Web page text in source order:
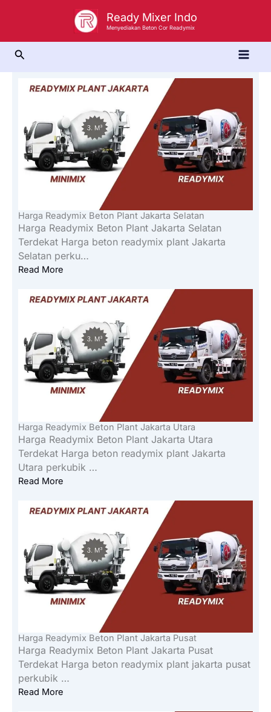
Ready Mixer Indo
Menyediakan Beton Cor Readymix
Cari
Harga Readymix Beton Plant Jakarta Selatan
Harga Readymix Beton Plant Jakarta Selatan
Terdekat Harga beton readymix plant Jakarta
Selatan perku…
Read More
Harga Readymix Beton Plant Jakarta Utara
Harga Readymix Beton Plant Jakarta Utara
Terdekat Harga beton readymix plant Jakarta
Utara perkubik …
Read More
Harga Readymix Beton Plant Jakarta Pusat
Harga Readymix Beton Plant Jakarta Pusat
Terdekat Harga beton readymix plant jakarta pusat
perkubik …
Read More